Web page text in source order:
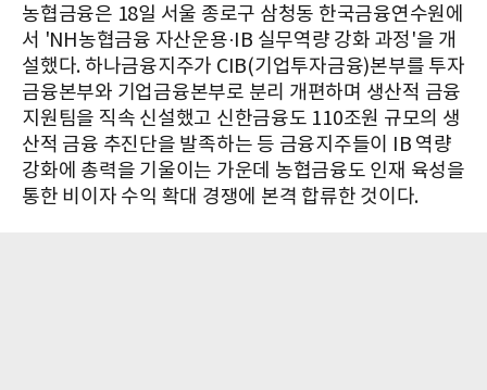
농협금융은 18일 서울 종로구 삼청동 한국금융연수원에
서 'NH농협금융 자산운용·IB 실무역량 강화 과정'을 개
설했다. 하나금융지주가 CIB(기업투자금융)본부를 투자
금융본부와 기업금융본부로 분리 개편하며 생산적 금융
지원팀을 직속 신설했고 신한금융도 110조원 규모의 생
산적 금융 추진단을 발족하는 등 금융지주들이 IB 역량
강화에 총력을 기울이는 가운데 농협금융도 인재 육성을
통한 비이자 수익 확대 경쟁에 본격 합류한 것이다.